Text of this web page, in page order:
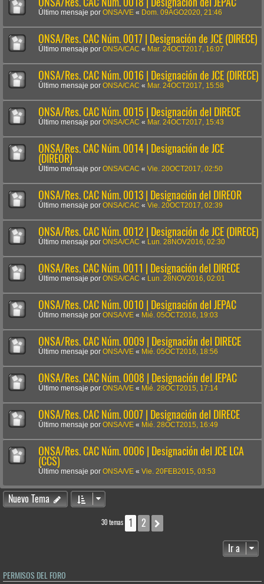
Último mensaje por ONSA/VE « Dom. 09AGO2020, 21:46
ONSA/Res. CAC Núm. 0017 | Designación de JCE (DIRECE)
Último mensaje por ONSA/CAC « Mar. 24OCT2017, 16:07
ONSA/Res. CAC Núm. 0016 | Designación de JCE (DIRECE)
Último mensaje por ONSA/CAC « Mar. 24OCT2017, 15:58
ONSA/Res. CAC Núm. 0015 | Designación del DIRECE
Último mensaje por ONSA/CAC « Mar. 24OCT2017, 15:43
ONSA/Res. CAC Núm. 0014 | Designación de JCE
(DIREOR)
Último mensaje por ONSA/CAC « Vie. 20OCT2017, 02:50
ONSA/Res. CAC Núm. 0013 | Designación del DIREOR
Último mensaje por ONSA/CAC « Vie. 20OCT2017, 02:39
ONSA/Res. CAC Núm. 0012 | Designación de JCE (DIRECE)
Último mensaje por ONSA/CAC « Lun. 28NOV2016, 02:30
ONSA/Res. CAC Núm. 0011 | Designación del DIRECE
Último mensaje por ONSA/CAC « Lun. 28NOV2016, 02:01
ONSA/Res. CAC Núm. 0010 | Designación del JEPAC
Último mensaje por ONSA/VE « Mié. 05OCT2016, 19:03
ONSA/Res. CAC Núm. 0009 | Designación del DIRECE
Último mensaje por ONSA/VE « Mié. 05OCT2016, 18:56
ONSA/Res. CAC Núm. 0008 | Designación del JEPAC
Último mensaje por ONSA/VE « Mié. 28OCT2015, 17:14
ONSA/Res. CAC Núm. 0007 | Designación del DIRECE
Último mensaje por ONSA/VE « Mié. 28OCT2015, 16:49
ONSA/Res. CAC Núm. 0006 | Designación del JCE LCA
(CCS)
Último mensaje por ONSA/VE « Vie. 20FEB2015, 03:53
Nuevo Tema
30 temas 1 2
Ir a
PERMISOS DEL FORO